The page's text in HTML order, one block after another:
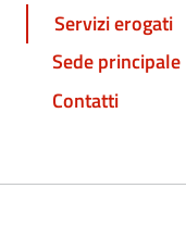
Servizi erogati
Sede principale
Contatti